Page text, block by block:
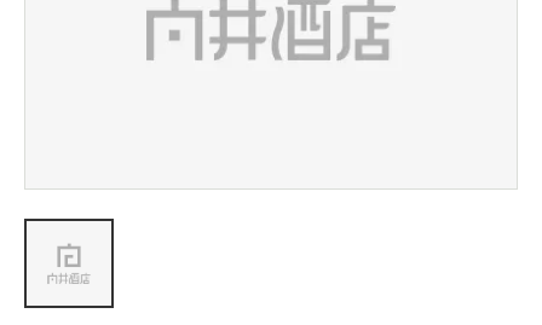
会社情報